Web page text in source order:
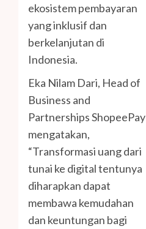
ekosistem pembayaran
yang inklusif dan
berkelanjutan di
Indonesia.
Eka Nilam Dari, Head of
Business and
Partnerships ShopeePay
mengatakan,
“Transformasi uang dari
tunai ke digital tentunya
diharapkan dapat
membawa kemudahan
dan keuntungan bagi